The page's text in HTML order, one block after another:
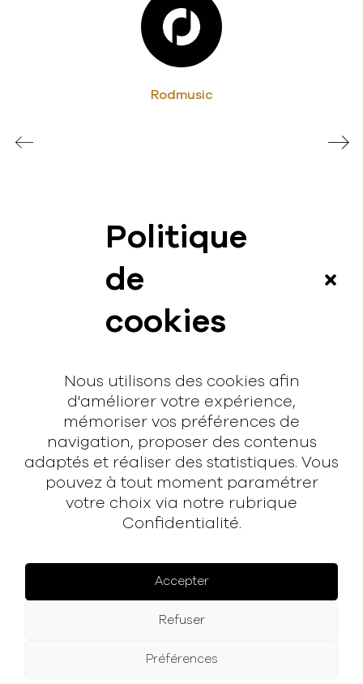
Politique
de
cookies
Nous utilisons des cookies afin
d'améliorer votre expérience,
mémoriser vos préférences de
navigation, proposer des contenus
adaptés et réaliser des statistiques. Vous
pouvez à tout moment paramétrer
votre choix via notre rubrique
Confidentialité.
Accepter
Refuser
Préférences
Rodmusic
Interview
Contact
hello@rodmusic.fr
SubmitHub
Groover
À propos
Mentions légales